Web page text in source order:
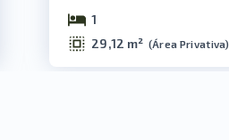
1
29,12 m² (Área Privativa)